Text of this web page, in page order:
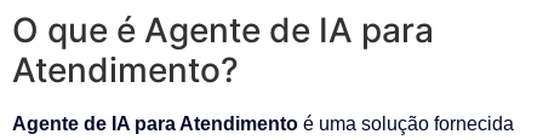
O que é Agente de IA para
Atendimento?
Agente de IA para Atendimento é uma solução fornecida